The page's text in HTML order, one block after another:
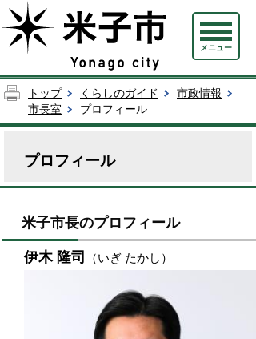
メニュー
トップ くらしのガイド
市政情報
市長室
プロフィール
プロフィール
米子市長のプロフィール
伊木 隆司 （いぎ たかし）